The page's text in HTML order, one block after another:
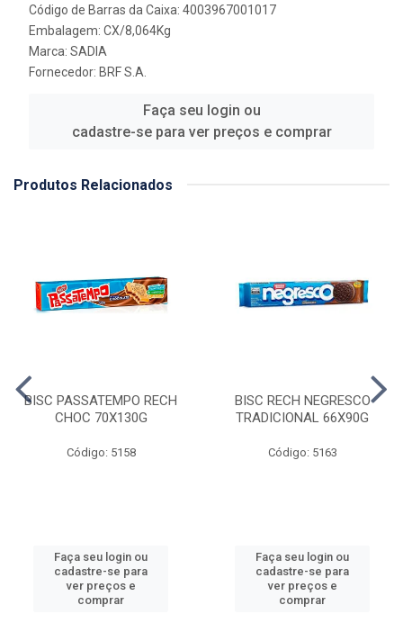
Código de Barras da Caixa: 4003967001017
Embalagem: CX/8,064Kg
Marca: SADIA
Fornecedor: BRF S.A.
Faça seu login ou
cadastre-se para ver preços e comprar
Produtos Relacionados
BISC PASSATEMPO RECH
CHOC 70X130G
Código: 5158
Faça seu login ou
cadastre-se para
ver preços e
comprar
BISC RECH NEGRESCO
TRADICIONAL 66X90G
Código: 5163
Faça seu login ou
cadastre-se para
ver preços e
comprar